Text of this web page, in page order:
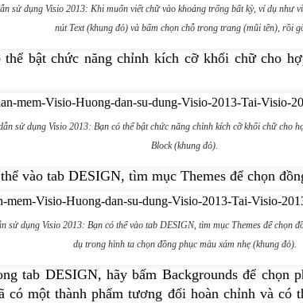
sử dụng Visio 2013: Khi muốn viết chữ vào khoảng trống bất kỳ, ví dụ như
nút Text (khung đỏ) và bấm chọn chỗ trong trang (mũi tên), rồi
thể bật chức năng chỉnh kích cỡ khối chữ cho
sử dụng Visio 2013: Bạn có thể bật chức năng chỉnh kích cỡ khối chữ cho
Block (khung đỏ).
vào tab DESIGN, tìm mục Themes để chọn
sử dụng Visio 2013: Bạn có thể vào tab DESIGN, tìm mục Themes để chọn
dụ trong hình ta chọn đồng phục màu xám nhẹ (khung đỏ).
tab DESIGN, hãy bấm Backgrounds để chọn
có một thành phẩm tương đối hoàn chỉnh và có